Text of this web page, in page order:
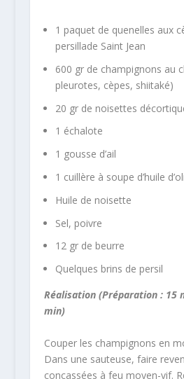
1 paquet de quenelles aux
persillade Saint Jean
600 gr de champignons au
pleurotes, cèpes, shiitaké)
20 gr de noisettes
1 échalote
1 gousse d’ail
1 cuillère à soupe d’huile
Huile de noisette
Sel, poivre
12 gr de beurre
Quelques brins de persil
Réalisation (Préparation : 15
min)
Couper les champignons en
Dans une sauteuse, faire
concassées à feu moyen-vif.